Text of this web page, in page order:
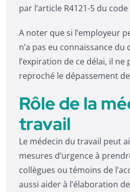
par l’article R4121-5 du
A noter que si l’employeur
n’a pas eu connaissance du
l’expiration de ce délai, il
reproché le dépassement
Rôle de la
travail
Le médecin du travail peut
mesures d’urgence à
collègues ou témoins de
aussi aider à l’élaboration